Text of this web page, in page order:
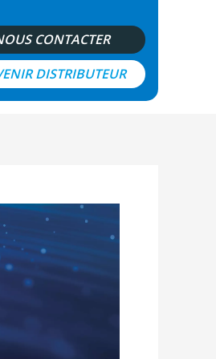
CONTACTER
DISTRIBUTEUR